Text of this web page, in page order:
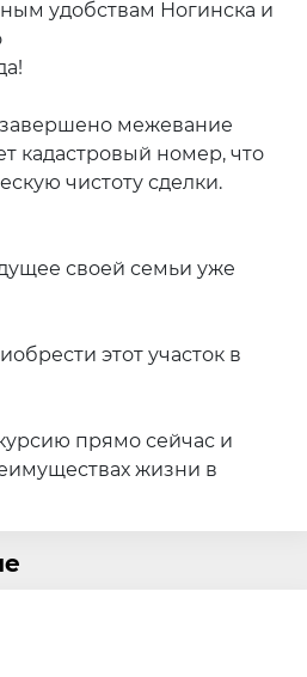
удобствам Ногинска и
межевание
кадастровый номер, что
чистоту сделки.
своей семьи уже
этот участок в
прямо сейчас и
жизни в